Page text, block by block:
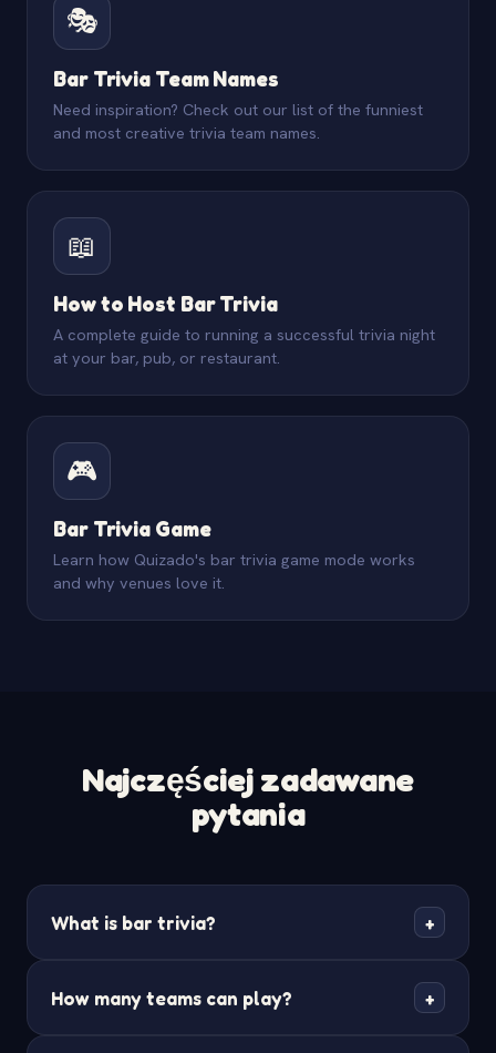
🎭
Bar Trivia Team Names
Need inspiration? Check out our list of the funniest
and most creative trivia team names.
📖
How to Host Bar Trivia
A complete guide to running a successful trivia night
at your bar, pub, or restaurant.
🎮
Bar Trivia Game
Learn how Quizado's bar trivia game mode works
and why venues love it.
Najczęściej zadawane
pytania
What is bar trivia? +
social event where teams compete to answer
How many teams can play? +